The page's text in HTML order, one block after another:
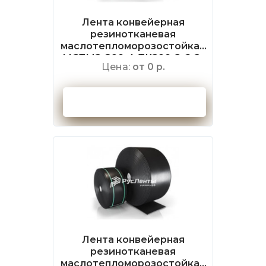
Лента конвейерная
резинотканевая
маслотепломорозостойкая
МСТМ2-800-4-ТК200-2-6-2-
НБ ГОСТ 20-2018
Цена: от 0 р.
Лента конвейерная
резинотканевая
маслотепломорозостойкая